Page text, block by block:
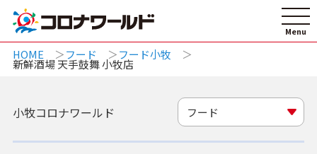
HOME フード フード小牧
新鮮酒場 天手鼓舞 小牧店
小牧コロナワールド フード